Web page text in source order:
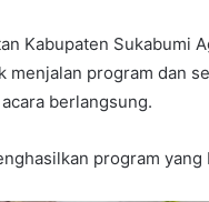
Kabupaten Sukabumi
menjalan program dan
berlangsung.
program yang